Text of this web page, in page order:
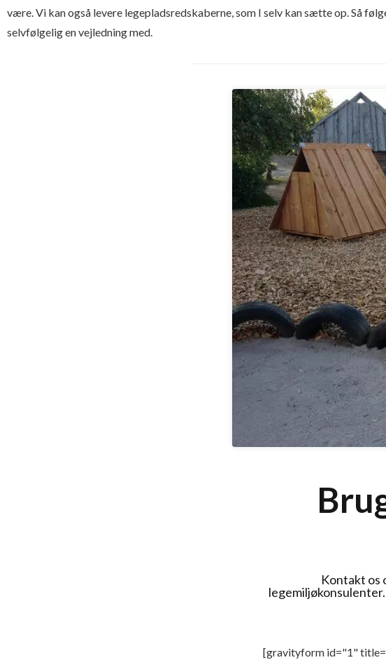
være. Vi kan også levere legepladsredskaberne, som I selv kan sætte op. Så
selvfølgelig en vejledning med.
Kontakt os
[gravityform id="1"